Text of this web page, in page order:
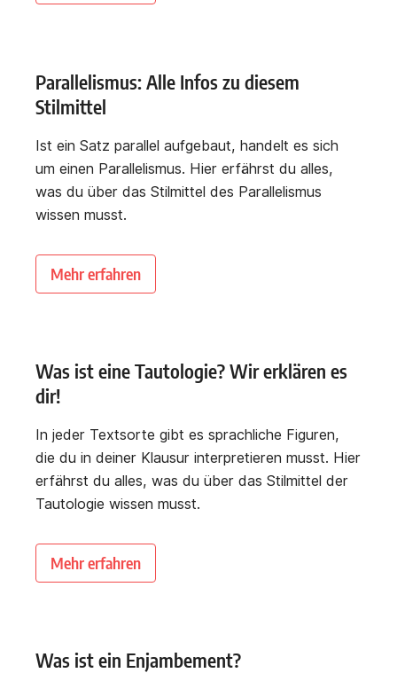
Parallelismus: Alle Infos zu diesem
Stilmittel
Ist ein Satz parallel aufgebaut, handelt es sich
um einen Parallelismus. Hier erfährst du alles,
was du über das Stilmittel des Parallelismus
wissen musst.
Mehr erfahren
Was ist eine Tautologie? Wir erklären es
dir!
In jeder Textsorte gibt es sprachliche Figuren,
die du in deiner Klausur interpretieren musst. Hier
erfährst du alles, was du über das Stilmittel der
Tautologie wissen musst.
Mehr erfahren
Was ist ein Enjambement?